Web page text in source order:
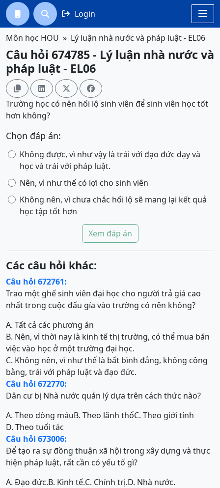

  Login
Môn học HOU Lý luận nhà nước và pháp luật - EL06
Câu hỏi 674785 - Lý luận nhà nước và
pháp luật - EL06
   
Trường học có nên hối lộ sinh viên để sinh viên học tốt
hơn không?
Chọn đáp án:
Không được, vì như vậy là trái với đạo đức dạy và
học và trái với pháp luật.
Nên, vì như thế có lợi cho sinh viên
Không nên, vì chưa chắc hối lộ sẽ mang lại kết quả
học tập tốt hơn
Xem đáp án
Các câu hỏi khác:
Câu hỏi 672761:
Trao một ghế sinh viên đại học cho người trả giá cao
nhất trong cuộc đấu gía vào trường có nên không?
A. Tất cả các phương án
B. Nên, vì thời nay là kinh tế thị trường, có thể mua bán
việc vào học ở một trường đại học.
C. Không nên, vì như thế là bất bình đẳng, không công
bằng, trái với pháp luật và đạo đức.
Câu hỏi 672770:
Dân cư bị Nhà nước quản lý dựa trên cách thức nào?
A. Theo dòng máuB. Theo lãnh thổC. Theo giới tính
D. Theo tuổi tác
Câu hỏi 673006:
Để tạo ra sự đồng thuận xã hội trong xây dựng và thực
hiện pháp luật, rất cần có yếu tố gì?
A. Đạo đức.B. Kinh tế.C. Chính trị.D. Nhà nước.